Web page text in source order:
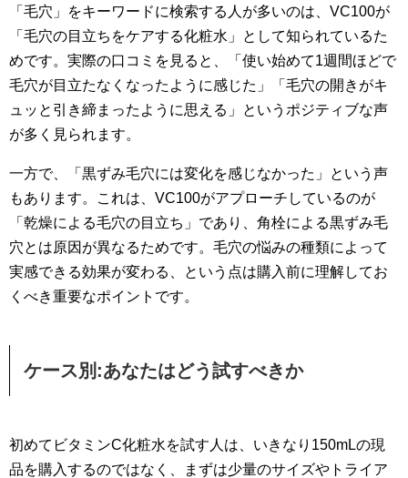
「毛穴」をキーワードに検索する人が多いのは、VC100が
「毛穴の目立ちをケアする化粧水」として知られているた
めです。実際の口コミを見ると、「使い始めて1週間ほどで
毛穴が目立たなくなったように感じた」「毛穴の開きがキ
ュッと引き締まったように思える」というポジティブな声
が多く見られます。
一方で、「黒ずみ毛穴には変化を感じなかった」という声
もあります。これは、VC100がアプローチしているのが
「乾燥による毛穴の目立ち」であり、角栓による黒ずみ毛
穴とは原因が異なるためです。毛穴の悩みの種類によって
実感できる効果が変わる、という点は購入前に理解してお
くべき重要なポイントです。
ケース別:あなたはどう試すべきか
初めてビタミンC化粧水を試す人は、いきなり150mLの現
品を購入するのではなく、まずは少量のサイズやトライア